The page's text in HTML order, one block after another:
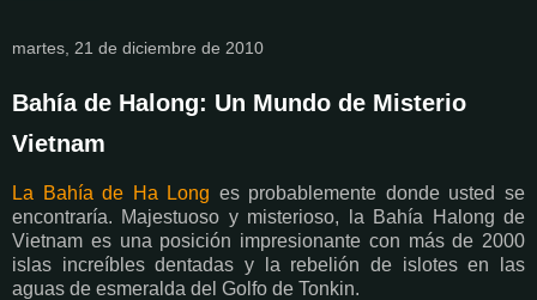
martes, 21 de diciembre de 2010
Bahía de Halong: Un Mundo de Misterio
Vietnam
La Bahía de Ha Long es probablemente donde usted se
encontraría. Majestuoso y misterioso, la Bahía Halong de
Vietnam es una posición impresionante con más de 2000
islas increíbles dentadas y la rebelión de islotes en las
aguas de esmeralda del Golfo de Tonkin.